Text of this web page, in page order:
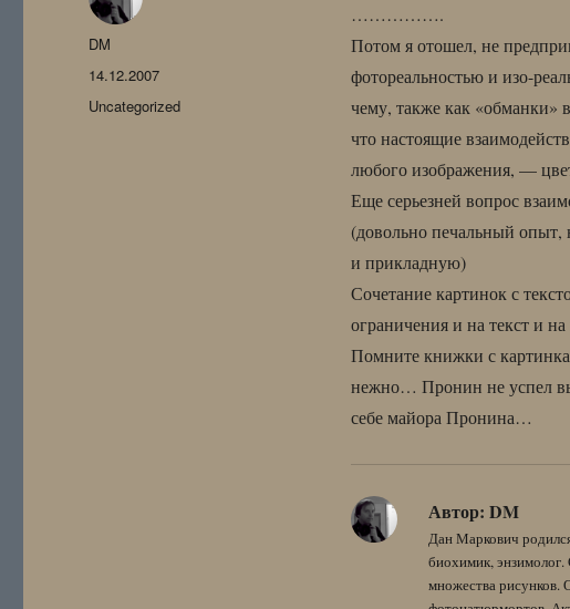
…………….
Потом я отошел, не
фотореальностью и изо-
чему, также как «обманки»
что настоящие
любого изображения, —
Еще серьезней вопрос
(довольно печальный опыт,
и прикладную)
Сочетание картинок с
ограничения и на текст и
Помните книжки с
нежно… Пронин не успел
себе майора Пронина…
Автор: DM
Дан Маркович
биохимик, энзимолог.
множества рисунков.
Автор
DM
Опубликовано
14.12.2007
Рубрики
Uncategorized